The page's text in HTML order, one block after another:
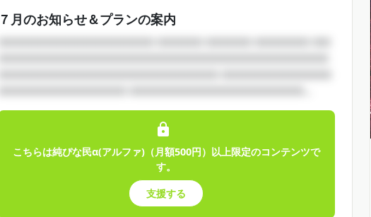
７月のお知らせ＆プランの案内
こちらは純ぴな民α(アルファ)（月額500円）以上限定のコンテンツで
す。
支援する